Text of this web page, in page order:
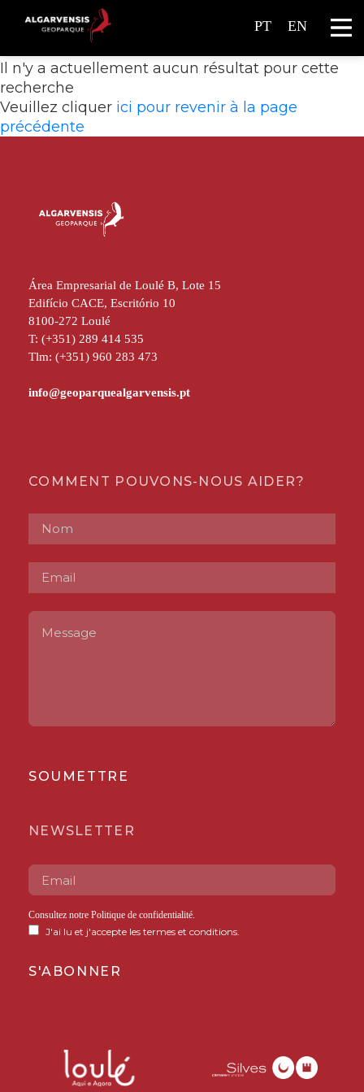
PT EN
Il n'y a actuellement aucun résultat pour cette
recherche
Veuillez cliquer ici pour revenir à la page
précédente
Área Empresarial de Loulé B, Lote 15
Edifício CACE, Escritório 10
8100-272 Loulé
T: (+351) 289 414 535
Tlm: (+351) 960 283 473
COMMENT POUVONS-NOUS AIDER?
SOUMETTRE
NEWSLETTER
Consultez notre Politique de confidentialité.
J'ai lu et j'accepte les termes et conditions.